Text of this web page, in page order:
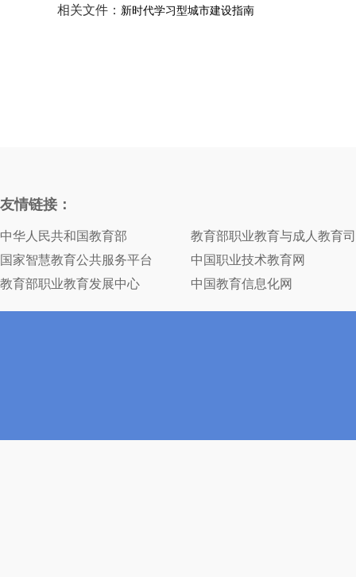
相关文件： 新时代学习型城市建设指南
友情链接：
中华人民共和国教育部
教育部职业教育与成人教育司
国家智慧教育公共服务平台
中国职业技术教育网
教育部职业教育发展中心
中国教育信息化网